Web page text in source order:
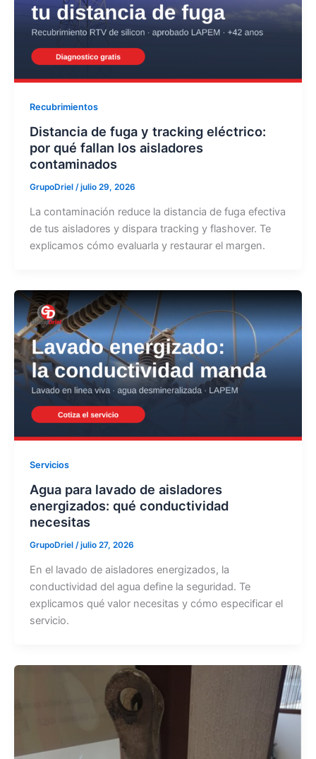
Recubrimientos
Distancia de fuga y tracking eléctrico:
por qué fallan los aisladores
contaminados
GrupoDriel /julio 29, 2026
La contaminación reduce la distancia de fuga efectiva
de tus aisladores y dispara tracking y flashover. Te
explicamos cómo evaluarla y restaurar el margen.
Servicios
Agua para lavado de aisladores
energizados: qué conductividad
necesitas
GrupoDriel /julio 27, 2026
En el lavado de aisladores energizados, la
conductividad del agua define la seguridad. Te
explicamos qué valor necesitas y cómo especificar el
servicio.